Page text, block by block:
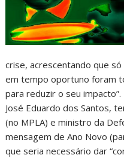
crise, acrescentando que
em tempo oportuno foram
para reduzir o seu
José Eduardo dos Santos,
(no MPLA) e ministro da
mensagem de Ano Novo
que seria necessário dar